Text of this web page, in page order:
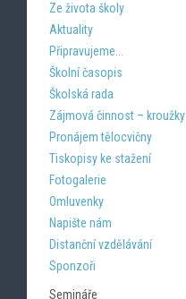
Ze života školy
Aktuality
Připravujeme...
Školní časopis
Školská rada
Zájmová činnost – kroužky
Pronájem tělocvičny
Tiskopisy ke stažení
Fotogalerie
Omluvenky
Napište nám
Distanční vzdělávání
Sponzoři
Semináře